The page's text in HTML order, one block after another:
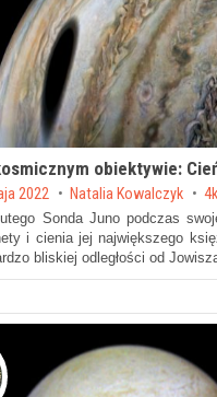
obiektywie:
on
2022 by Natalia Kowalczyk
Sonda Juno podczas
i cienia jej największego
bliskiej odległości od